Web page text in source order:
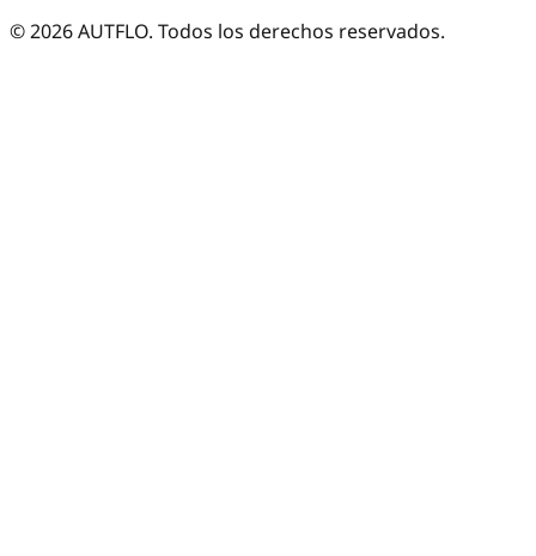
©2026AUTFLO. Todos los derechos reservados.